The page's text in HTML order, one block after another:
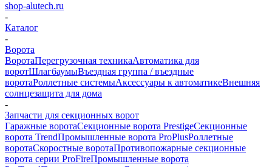
shop-alutech.ru
-
Каталог
-
Ворота
ВоротаПерегрузочная техникаАвтоматика для
воротШлагбаумыВъездная группа / въездные
воротаРоллетные системыАксессуары к автоматикеВнешняя
солнцезащита для дома
-
Запчасти для секционных ворот
Гаражные воротаСекционные ворота PrestigeСекционные
ворота TrendПромышленные ворота ProPlusРоллетные
воротаСкоростные воротаПротивопожарные секционные
ворота серии ProFireПромышленные ворота